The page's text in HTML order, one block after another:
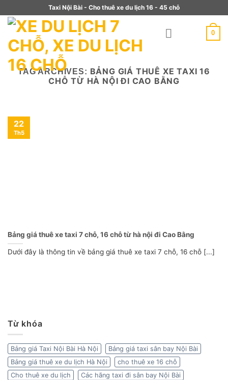
to
content
Taxi Nội Bài - Cho thuê xe du lịch 16 - 45 chỗ
0
TAG ARCHIVES: BẢNG GIÁ THUÊ XE TAXI 16
CHỖ TỪ HÀ NỘI ĐI CAO BẰNG
Bảng giá thuê xe taxi 7 chỗ, 16 chỗ từ hà nội đi Cao Bằng
Dưới đây là thông tin về bảng giá thuê xe taxi 7 chỗ, 16 chỗ [...]
22
Th5
Từ khóa
Bảng giá Taxi Nội Bài Hà Nội
Bảng giá taxi sân bay Nội Bài
Bảng giá thuê xe du lịch Hà Nội
cho thuê xe 16 chỗ
Cho thuê xe du lịch
Các hãng taxi đi sân bay Nội Bài